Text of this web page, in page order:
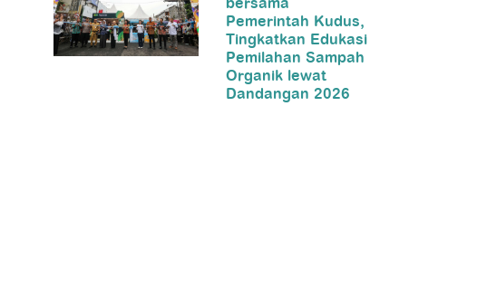
bersama
Pemerintah Kudus,
Tingkatkan Edukasi
Pemilahan Sampah
Organik lewat
Dandangan 2026